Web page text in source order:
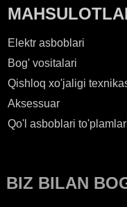
Elektr asboblari
Bog' vositalari
Qishloq xo'jaligi
Aksessuar
Qo'l asboblari
BIZ BILAN